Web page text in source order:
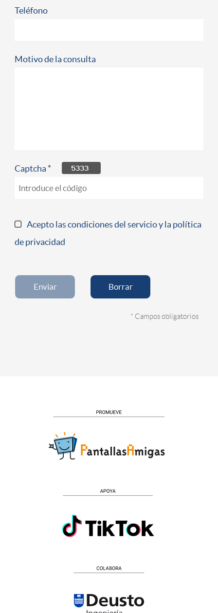
Teléfono
Motivo de la consulta
Captcha *
Acepto las condiciones del servicio y la política
de privacidad
* Campos obligatorios